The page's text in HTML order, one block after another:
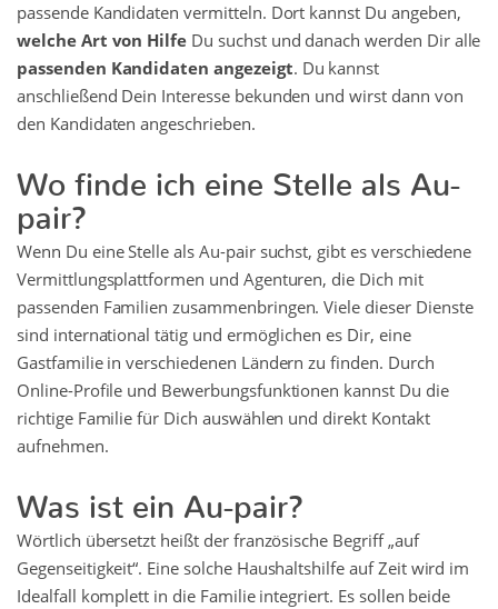
passende Kandidaten vermitteln. Dort kannst Du angeben,
welche Art von Hilfe Du suchst und danach werden Dir alle
passenden Kandidaten angezeigt. Du kannst
anschließend Dein Interesse bekunden und wirst dann von
den Kandidaten angeschrieben.
Wo finde ich eine Stelle als Au-
pair?
Wenn Du eine Stelle als Au-pair suchst, gibt es verschiedene
Vermittlungsplattformen und Agenturen, die Dich mit
passenden Familien zusammenbringen. Viele dieser Dienste
sind international tätig und ermöglichen es Dir, eine
Gastfamilie in verschiedenen Ländern zu finden. Durch
Online-Profile und Bewerbungsfunktionen kannst Du die
richtige Familie für Dich auswählen und direkt Kontakt
aufnehmen.
Was ist ein Au-pair?
Wörtlich übersetzt heißt der französische Begriff „auf
Gegenseitigkeit“. Eine solche Haushaltshilfe auf Zeit wird im
Idealfall komplett in die Familie integriert. Es sollen beide